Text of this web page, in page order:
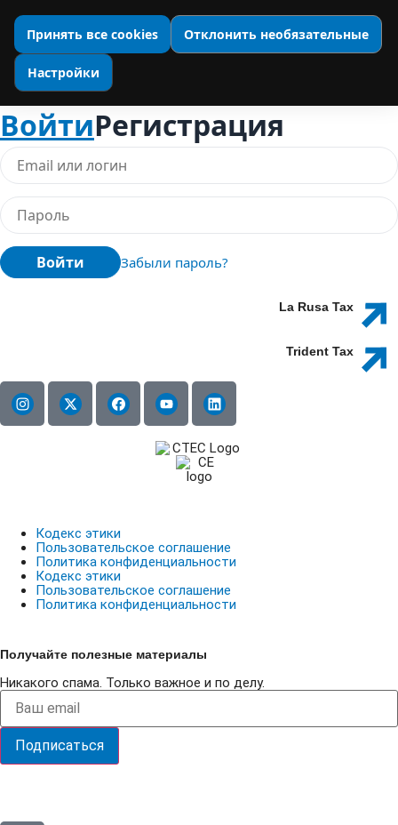
Принять все cookies Отклонить необязательные
Настройки
ВойтиРегистрация
Войти Забыли пароль?
La Rusa Tax
Trident Tax
Кодекс этики
Пользовательское соглашение
Политика конфиденциальности
Кодекс этики
Пользовательское соглашение
Политика конфиденциальности
Получайте полезные материалы
Никакого спама. Только важное и по делу.
Подписаться